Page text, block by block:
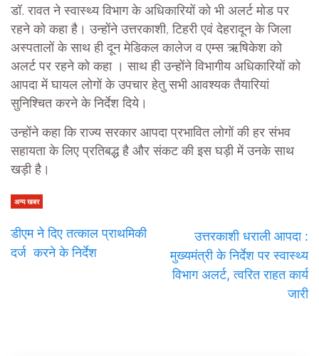
डॉ. रावत ने स्वास्थ्य विभाग के अधिकारियों को भी अलर्ट मोड पर
रहने को कहा है। उन्होंने उत्तरकाशी, टिहरी एवं देहरादून के जिला
अस्पतालों के साथ ही दून मेडिकल कालेज व एम्स ऋषिकेश को
अलर्ट पर रहने को कहा । साथ ही उन्होंने विभागीय अधिकारियों को
आपदा में घायल लोगों के उपचार हेतु सभी आवश्यक तैयारियां
सुनिश्चित करने के निर्देश दिये।
उन्होंने कहा कि राज्य सरकार आपदा प्रभावित लोगों की हर संभव
सहायता के लिए प्रतिबद्ध है और संकट की इस घड़ी में उनके साथ
खड़ी है।
अन्य खबर
डीएम ने दिए तत्काल प्राथमिकी
दर्ज करने के निर्देश
उत्तरकाशी धराली आपदा :
मुख्यमंत्री के निर्देश पर स्वास्थ्य
विभाग अलर्ट, त्वरित राहत कार्य
जारी